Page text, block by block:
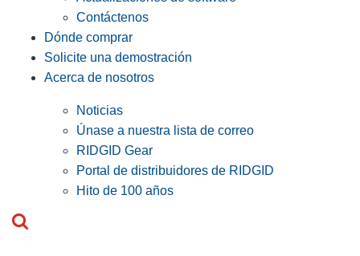
Contáctenos
Dónde comprar
Solicite una demostración
Acerca de nosotros
Noticias
Únase a nuestra lista de correo
RIDGID Gear
Portal de distribuidores de RIDGID
Hito de 100 años